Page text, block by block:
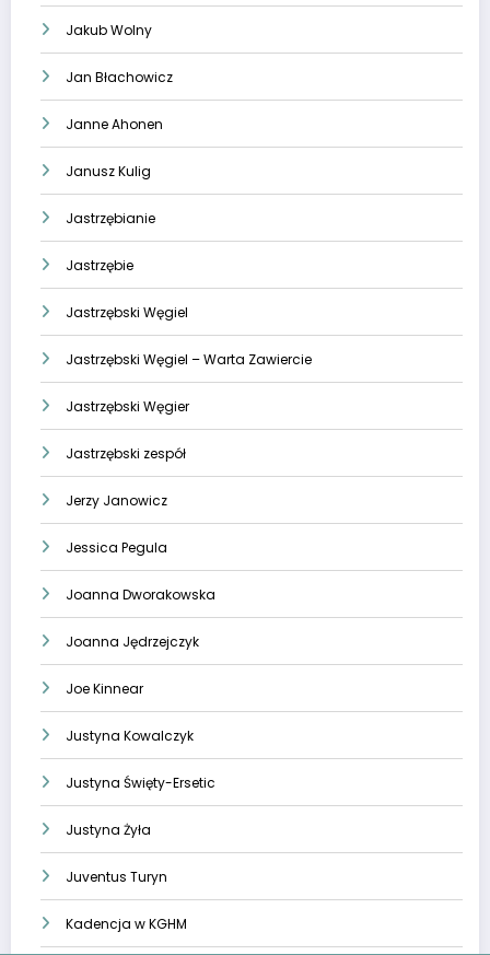
Jakub Wolny
Jan Błachowicz
Janne Ahonen
Janusz Kulig
Jastrzębianie
Jastrzębie
Jastrzębski Węgiel
Jastrzębski Węgiel – Warta Zawiercie
Jastrzębski Węgier
Jastrzębski zespół
Jerzy Janowicz
Jessica Pegula
Joanna Dworakowska
Joanna Jędrzejczyk
Joe Kinnear
Justyna Kowalczyk
Justyna Święty-Ersetic
Justyna Żyła
Juventus Turyn
Kadencja w KGHM